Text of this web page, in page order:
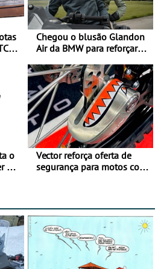
Chegou o blusão Glandon
Air da BMW para reforçar
verão
o
R
Vector reforça oferta de
segurança para motos com